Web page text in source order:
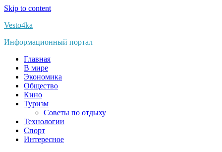
Skip to content
Vesto4ka
Информационный портал
Главная
В мире
Экономика
Общество
Кино
Туризм
Советы по отдыху
Технологии
Спорт
Интересное